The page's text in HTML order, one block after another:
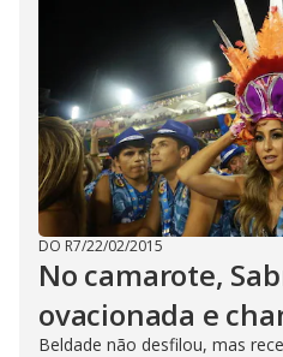
DO R7/22/02/2015
No camarote,
ovacionada e
Beldade não desfilou, mas